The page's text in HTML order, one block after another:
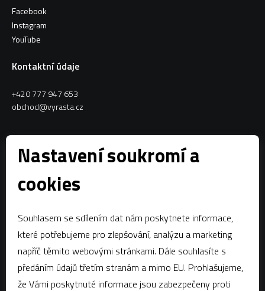
Facebook
Instagram
YouTube
Kontaktní údaje
+420 777 947 653
obchod@vyrasta.cz
Kontakty
VYRASTA team s.r.o.
Spytihněv 145
DIČ:CZ28287843
Zápis dle § 13a obchodního zákoníku:Krajský soud v Brně, oddíl C,
vložka 58796
Nastavení soukromí a
cookies
Souhlasem se sdílením dat nám poskytnete informace,
které potřebujeme pro zlepšování, analýzu a marketing
napříč těmito webovými stránkami. Dále souhlasíte s
předáním údajů třetím stranám a mimo EU. Prohlašujeme,
že Vámi poskytnuté informace jsou zabezpečeny proti